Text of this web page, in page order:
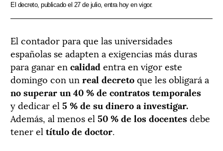
El decreto, publicado el 27 de julio, entra hoy en vigor.
El contador para que las universidades
españolas se adapten a exigencias más duras
para ganar en calidad entra en vigor este
domingo con un real decretoque les obligará a
no superar un 40 % de contratos temporales
y dedicar el 5 % de su dinero a investigar.
Además, al menos el 50 % de los docentesdebe
tener el título de doctor.